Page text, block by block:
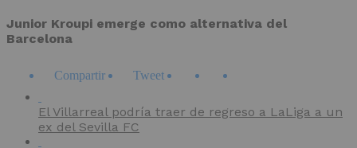
Junior Kroupi emerge como alternativa del
Barcelona
Compartir Tweet
El Villarreal podría traer de regreso a LaLiga a un
ex del Sevilla FC